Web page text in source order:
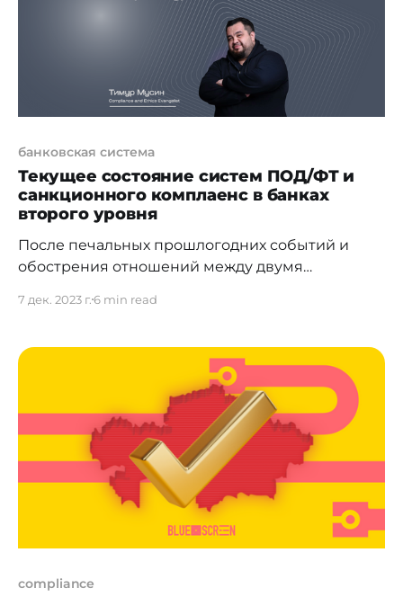
банковская система
Текущее состояние систем ПОД/ФТ и
санкционного комплаенс в банках
второго уровня
После печальных прошлогодних событий и
обострения отношений между двумя
пространстве значительно изменились
казахстанскими (и не только) компаниями
деловых отношений с потенциальными
клиентами. С прошлого года были значительно
усилены меры мониторинга в отношении
клиентов из Российской Федерации, так и
клиентов из таких стран,
7 дек. 2023 г.6 min read
compliance